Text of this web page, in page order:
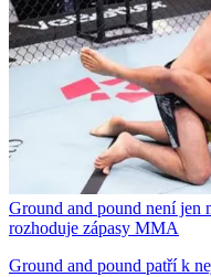
Ground and pound není jen
rozhoduje zápasy MMA
Ground and pound patří k